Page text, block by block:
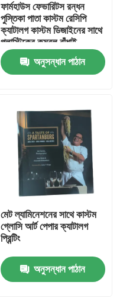
ফার্মহাউস ফেভারিটস রন্ধন
পুস্তিকা পাতা কাস্টম রেসিপি
ক্যাটালগ কাস্টম ডিজাইনের সাথে
প্লাস্টিকের কম্বল বাঁধাই
সিএমওয়াইকে রঙিন মুদ্রণ
অনুসন্ধান পাঠান
মেট ল্যামিনেশনের সাথে কাস্টম
গ্লোসি আর্ট পেপার ক্যাটালগ
প্রিন্টিং
অনুসন্ধান পাঠান